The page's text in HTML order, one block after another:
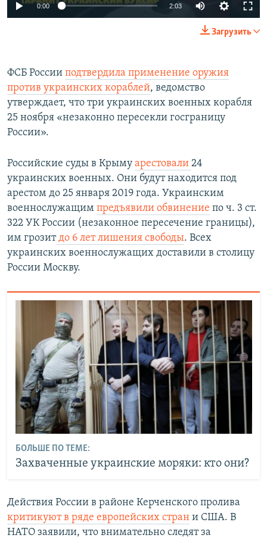
0:00 2:03
Загрузить
ФСБ России подтвердила применение оружия
против украинских кораблей, ведомство
утверждает, что три украинских военных корабля
25 ноября «незаконно пересекли госграницу
России».
Российские суды в Крыму арестовали 24
украинских военных. Они будут находится под
арестом до 25 января 2019 года. Украинским
военнослужащим предъявили обвинение по ч. 3 ст.
322 УК России (незаконное пересечение границы),
им грозитдо 6 лет лишения свободы. Всех
украинских военнослужащих доставили в столицу
России Москву.​
БОЛЬШЕ ПО ТЕМЕ:
Захваченные украинские моряки: кто они?
Действия России в районе Керченского пролива
критикуют в ряде европейских стран и США. В
НАТО заявили, что внимательно следят за